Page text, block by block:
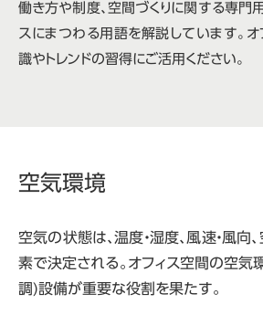
働き方や制度、空間づくりに関する専門
スにまつわる用語を解説しています。オ
識やトレンドの習得にご活用ください。
空気環境
空気の状態は、温度・湿度、風速・風
素で決定される。オフィス空間の空
調)設備が重要な役割を果たす。